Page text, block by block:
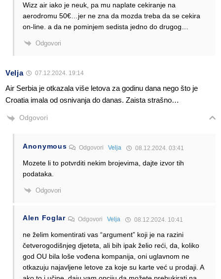
Wizz air iako je neuk, pa mu naplate cekiranje na
aerodromu 50€…jer ne zna da mozda treba da se cekira
on-line. a da ne pominjem sedista jedno do drugog…
Odgovori
Velja 07.12.2024. 19:14
Air Serbia je otkazala više letova za godinu dana nego što je
Croatia imala od osnivanja do danas. Zaista strašno…
Odgovori
Anonymous OdgovoriVelja 08.12.2024. 03:41
Mozete li to potvrditi nekim brojevima, dajte izvor tih
podataka.
Odgovori
Alen Foglar Odgovori Velja 08.12.2024. 10:41
ne želim komentirati vas “argument” koji je na razini
četverogodišnjeg djeteta, ali bih ipak želio reći, da, koliko
god OU bila loše vođena kompanija, oni uglavnom ne
otkazuju najavljene letove za koje su karte već u prodaji. A